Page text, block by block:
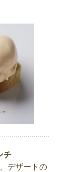
チ
デザートの